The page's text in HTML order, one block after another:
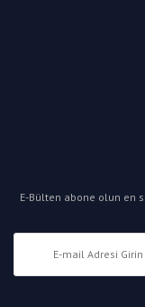
E-Bülten abone olun en